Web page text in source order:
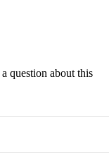
question about this